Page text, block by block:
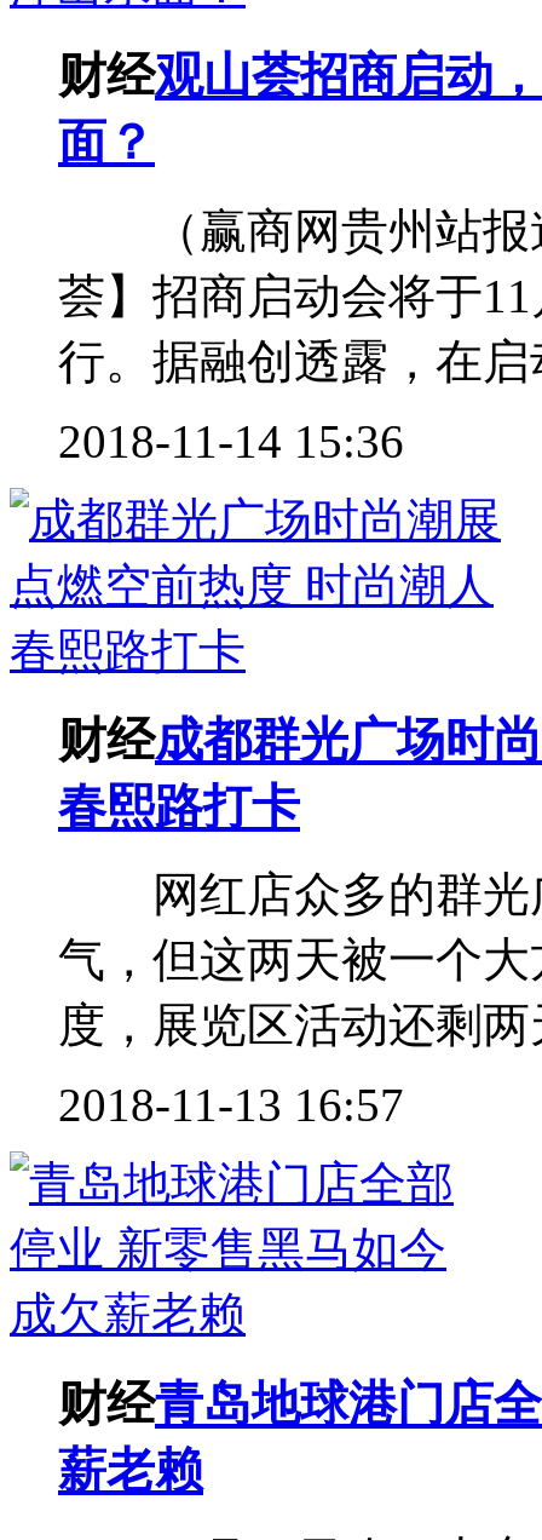
财经观山荟招商启动
面？
（赢商网贵州站报
荟】招商启动会将于
行。据融创透露，在启
2018-11-14 15:36
财经成都群光广场时
春熙路打卡
网红店众多的群光
气，但这两天被一个
度，展览区活动还剩
2018-11-13 16:57
财经青岛地球港门店
薪老赖